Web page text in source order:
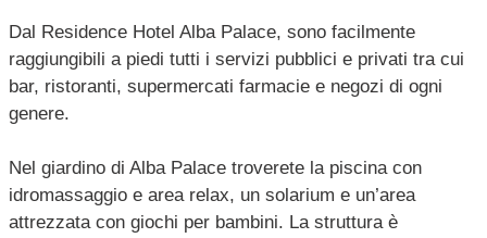
Dal Residence Hotel Alba Palace, sono facilmente
raggiungibili a piedi tutti i servizi pubblici e privati tra cui
bar, ristoranti, supermercati farmacie e negozi di ogni
genere.
Nel giardino di Alba Palace troverete la piscina con
idromassaggio e area relax, un solarium e un’area
attrezzata con giochi per bambini. La struttura è